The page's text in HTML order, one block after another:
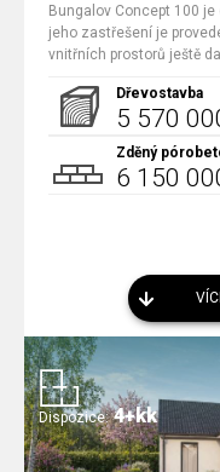
Bungalov Concept 100
jeho zastřešení je
vnitřních prostorů ještě
Dřevostavba
5 570
Zděný
6 150
Dispozice: 4+kk